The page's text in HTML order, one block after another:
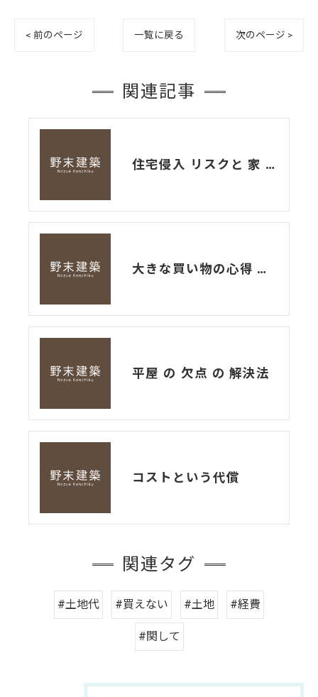
< 前のページ 一覧に戻る 次のページ >
関連記事
住宅侵入 リスクと 家 づくり
大きな買い物の心得 土地編
平屋 の 欠点 の 解決法
コストという代償
関連タグ
#土地代 #買えない #土地 #経費
#関して